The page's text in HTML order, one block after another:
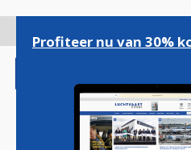
gaan
Profiteer nu van 30%